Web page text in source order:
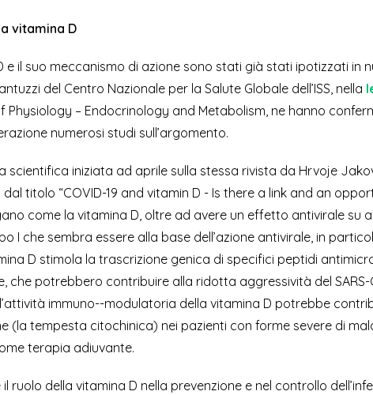
vitamina D
e il suo meccanismo di azione sono stati già stati ipotizzati in
del Centro Nazionale per la Salute Globale dell’ISS, nella
– Endocrinology and Metabolism, ne hanno
numerosi studi sull’argomento.
scientifica iniziata ad aprile sulla stessa rivista da Hrvoje
titolo “COVID-19 and vitamin D - Is there a link and an
come la vitamina D, oltre ad avere un effetto antivirale su
I che sembra essere alla base dell’azione antivirale, in
D stimola la trascrizione genica di specifici peptidi
che potrebbero contribuire alla ridotta aggressività del
immuno--modulatoria della vitamina D potrebbe
(la tempesta citochinica) nei pazienti con forme severe di
terapia adiuvante.
della vitamina D nella prevenzione e nel controllo